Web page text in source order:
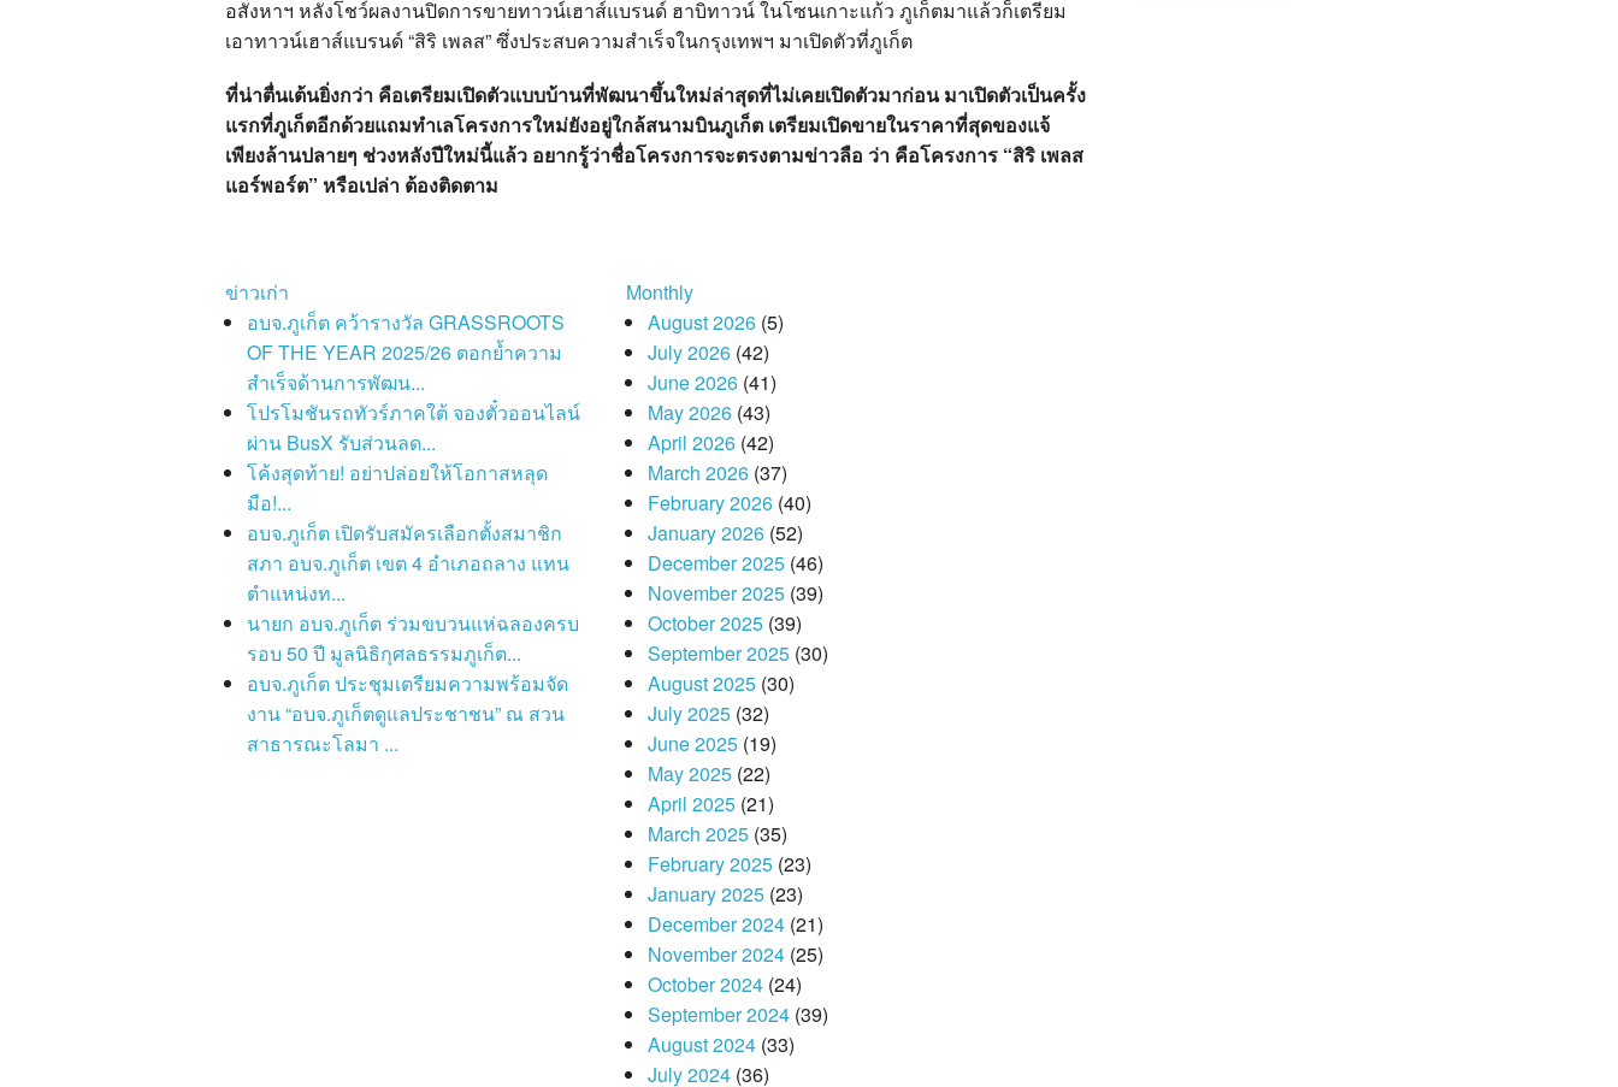
อสังหาฯ หลังโชว์ผลงานปิดการขายทาวน์เฮาส์แบรนด์ ฮาบิทาวน์ ในโซนเกาะแก้ว ภูเก็ตมาแล้วก็เตรียม
เอาทาวน์เฮาส์แบรนด์ “สิริ เพลส” ซึ่งประสบความสำเร็จในกรุงเทพฯ มาเปิดตัวที่ภูเก็ต
ที่น่าตื่นเต้นยิ่งกว่า คือเตรียมเปิดตัวแบบบ้านที่พัฒนาขึ้นใหม่ล่าสุดที่ไม่เคยเปิดตัวมาก่อน มาเปิดตัวเป็นครั้ง
แรกที่ภูเก็ตอีกด้วยแถมทำเลโครงการใหม่ยังอยู่ใกล้สนามบินภูเก็ต เตรียมเปิดขายในราคาที่สุดของแจ้
เพียงล้านปลายๆ ช่วงหลังปีใหม่นี้แล้ว อยากรู้ว่าชื่อโครงการจะตรงตามข่าวลือ ว่า คือโครงการ “สิริ เพลส
แอร์พอร์ต” หรือเปล่า ต้องติดตาม
ข่าวเก่า
อบจ.ภูเก็ต คว้ารางวัล GRASSROOTS
OF THE YEAR 2025/26 ตอกย้ำความ
สำเร็จด้านการพัฒน...
โปรโมชันรถทัวร์ภาคใต้ จองตั๋วออนไลน์
ผ่าน BusX รับส่วนลด...
โค้งสุดท้าย! อย่าปล่อยให้โอกาสหลุด
มือ!...
อบจ.ภูเก็ต เปิดรับสมัครเลือกตั้งสมาชิก
สภา อบจ.ภูเก็ต เขต 4 อำเภอถลาง แทน
ตำแหน่งท...
นายก อบจ.ภูเก็ต ร่วมขบวนแห่ฉลองครบ
รอบ 50 ปี มูลนิธิกุศลธรรมภูเก็ต...
อบจ.ภูเก็ต ประชุมเตรียมความพร้อมจัด
งาน “อบจ.ภูเก็ตดูแลประชาชน” ณ สวน
สาธารณะโลมา ...
Monthly
August 2026(5)
July 2026(42)
June 2026(41)
May 2026(43)
April 2026(42)
March 2026(37)
February 2026(40)
January 2026(52)
December 2025(46)
November 2025(39)
October 2025(39)
September 2025(30)
August 2025(30)
July 2025(32)
June 2025(19)
May 2025(22)
April 2025(21)
March 2025(35)
February 2025(23)
January 2025(23)
December 2024(21)
November 2024(25)
October 2024(24)
September 2024(39)
August 2024(33)
July 2024(36)